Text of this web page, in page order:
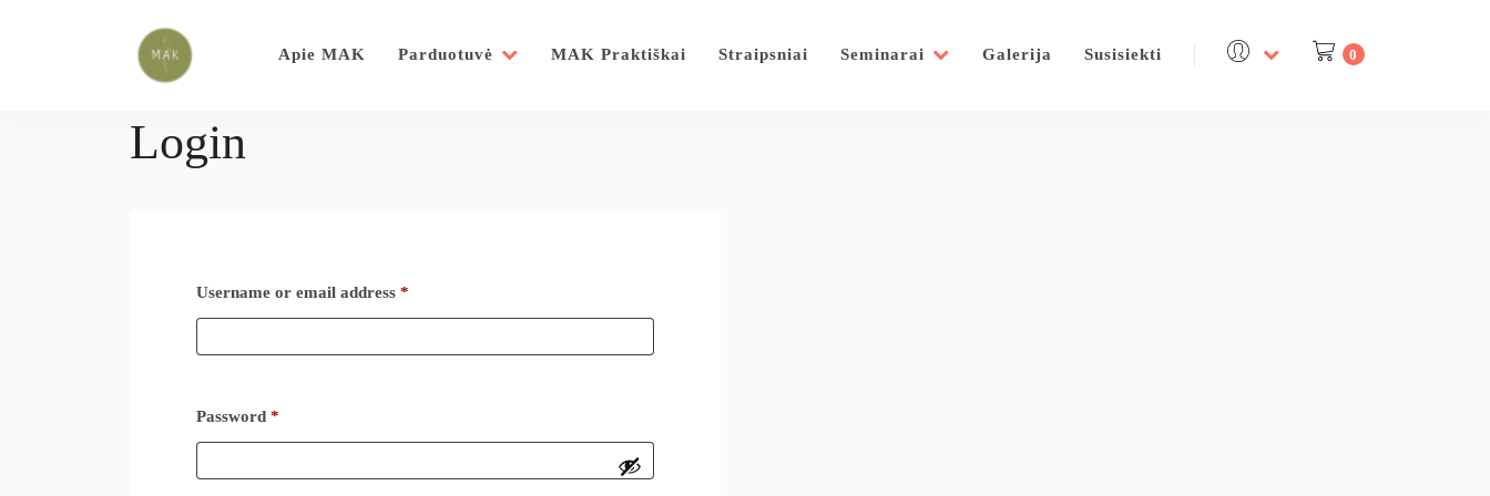
Apie MAK Parduotuvė MAK Praktiškai Straipsniai Seminarai Galerija Susisiekti 0
Login
Username or email address *
Password *